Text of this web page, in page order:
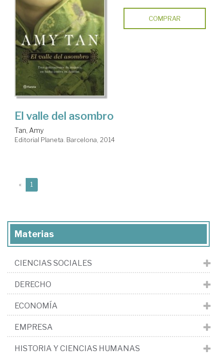
COMPRAR
El valle del asombro
Tan, Amy
Editorial Planeta. Barcelona, 2014
« 1
Materias
CIENCIAS SOCIALES
DERECHO
ECONOMÍA
EMPRESA
HISTORIA Y CIENCIAS HUMANAS